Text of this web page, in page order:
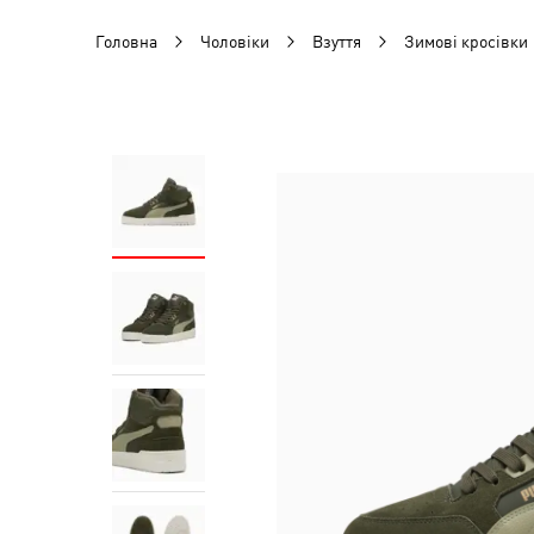
Головна Чоловіки Взуття Зимові кросівки